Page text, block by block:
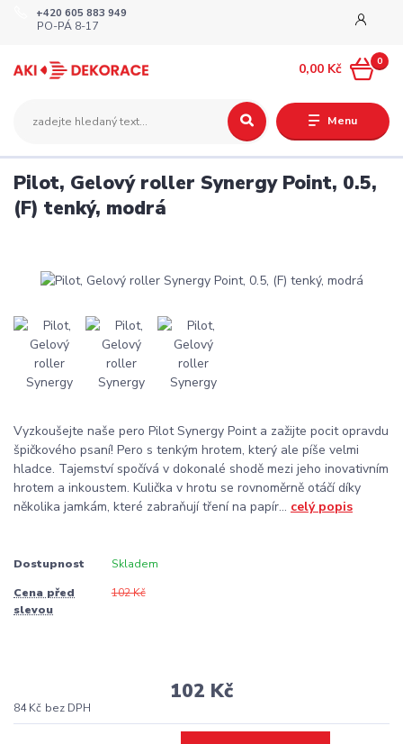
Menu
+420 605 883 949
PO-PÁ 8-17
0
0,00 Kč
Pilot, Gelový roller Synergy Point, 0.5,
(F) tenký, modrá
Vyzkoušejte naše pero Pilot Synergy Point a zažijte pocit opravdu
špičkového psaní! Pero s tenkým hrotem, který ale píše velmi
hladce. Tajemství spočívá v dokonalé shodě mezi jeho inovativním
hrotem a inkoustem. Kulička v hrotu se rovnoměrně otáčí díky
několika jamkám, které zabraňují tření na papír... celý popis
Dostupnost Skladem
Cena před
slevou
102 Kč
102 Kč
84 Kč bez DPH